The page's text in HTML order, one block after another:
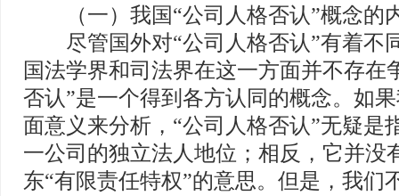
（一）我国“公司人格否认”概念的
尽管国外对“公司人格否认”有着不
国法学界和司法界在这一方面并不存在
否认”是一个得到各方认同的概念。如
面意义来分析，“公司人格否认”无疑是
一公司的独立法人地位；相反，它并没
东“有限责任特权”的意思。但是，我们